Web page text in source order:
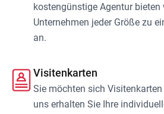
kostengünstige Agentur
Unternehmen jeder Größe zu
an.
Visitenkarten
Sie möchten sich
uns erhalten Sie Ihre